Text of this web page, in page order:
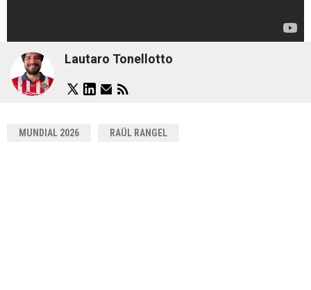
Lautaro Tonellotto
MUNDIAL 2026 RAÚL RANGEL